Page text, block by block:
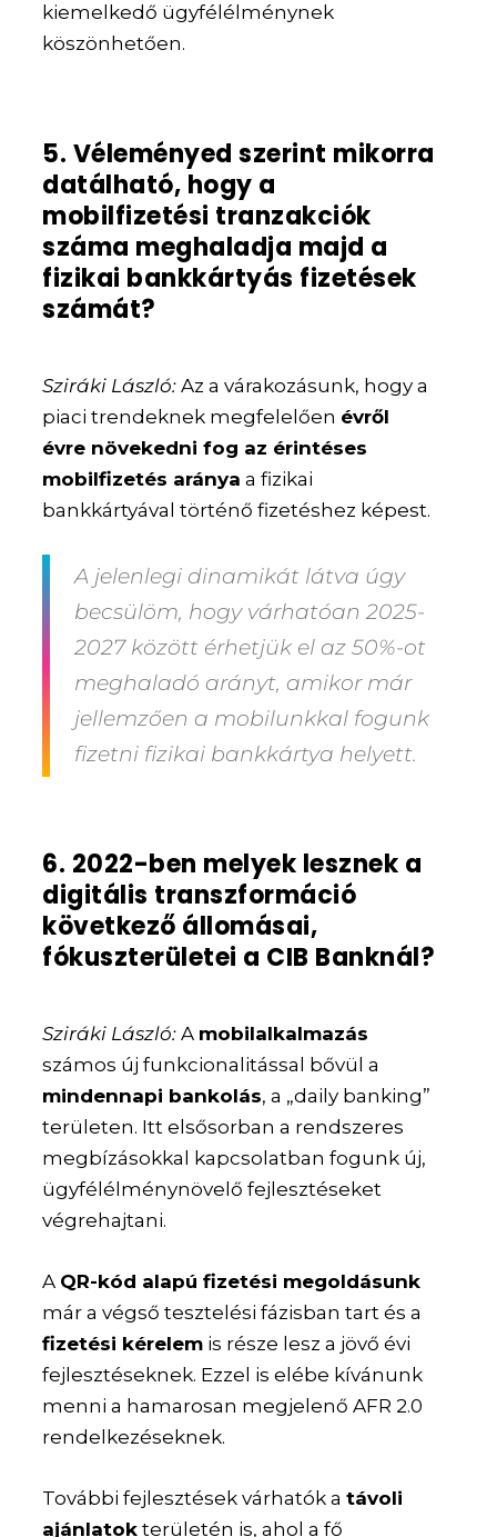
kiemelkedő ügyfélélménynek
köszönhetően.
5. Véleményed szerint mikorra
datálható, hogy a
mobilfizetési tranzakciók
száma meghaladja majd a
fizikai bankkártyás fizetések
számát?
Sziráki László: Az a várakozásunk, hogy a
piaci trendeknek megfelelően évről
évre növekedni fog az érintéses
mobilfizetés aránya a fizikai
bankkártyával történő fizetéshez képest.
A jelenlegi dinamikát látva úgy
becsülöm, hogy várhatóan 2025-
2027 között érhetjük el az 50%-ot
meghaladó arányt, amikor már
jellemzően a mobilunkkal fogunk
fizetni fizikai bankkártya helyett.
6. 2022-ben melyek lesznek a
digitális transzformáció
következő állomásai,
fókuszterületei a CIB Banknál?
Sziráki László: A mobilalkalmazás
számos új funkcionalitással bővül a
mindennapi bankolás, a „daily banking”
területen. Itt elsősorban a rendszeres
megbízásokkal kapcsolatban fogunk új,
ügyfélélménynövelő fejlesztéseket
végrehajtani.
A QR-kód alapú fizetési megoldásunk
már a végső tesztelési fázisban tart és a
fizetési kérelem is része lesz a jövő évi
fejlesztéseknek. Ezzel is elébe kívánunk
menni a hamarosan megjelenő AFR 2.0
rendelkezéseknek.
További fejlesztések várhatók atávoli
ajánlatok területén is, ahol a fő